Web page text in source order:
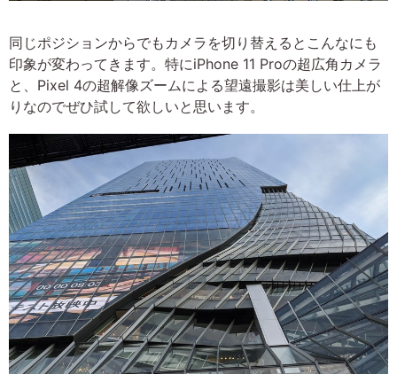
同じポジションからでもカメラを切り替えるとこんなにも
印象が変わってきます。特にiPhone 11 Proの超広角カメラ
と、Pixel 4の超解像ズームによる望遠撮影は美しい仕上が
りなのでぜひ試して欲しいと思います。